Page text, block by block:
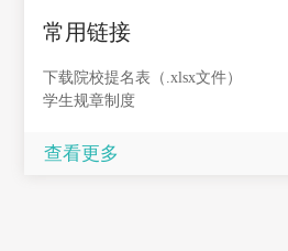
常用链接
下载院校提名表（.xlsx文件）
学生规章制度
查看更多